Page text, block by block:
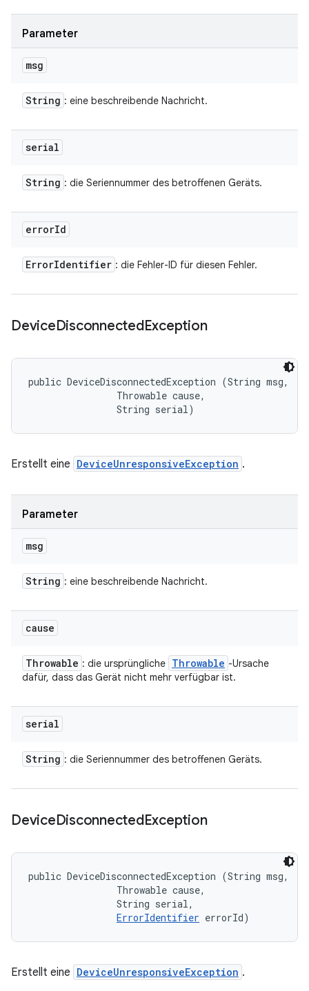
Parameter
msg
String : eine beschreibende Nachricht.
serial
String : die Seriennummer des betroffenen Geräts.
errorId
ErrorIdentifier : die Fehler-ID für diesen Fehler.
DeviceDisconnectedException
public DeviceDisconnectedException (String msg,
                Throwable cause,
                String serial)
Erstellt eine DeviceUnresponsiveException .
Parameter
msg
String : eine beschreibende Nachricht.
cause
Throwable : die ursprüngliche Throwable -Ursache
dafür, dass das Gerät nicht mehr verfügbar ist.
serial
String : die Seriennummer des betroffenen Geräts.
DeviceDisconnectedException
public DeviceDisconnectedException (String msg,
                Throwable cause,
                String serial,
ErrorIdentifier errorId)
Erstellt eine DeviceUnresponsiveException .